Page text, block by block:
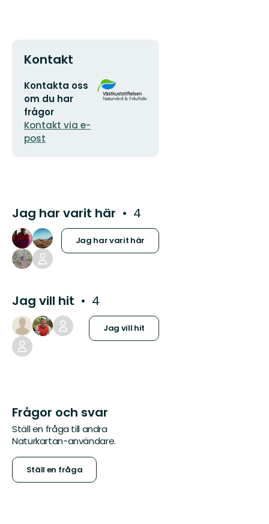
Kontakt
E-
postadress
Kontakta oss
om du har
frågor
Kontakt via e-
post
Organisationens
logotyp
Jag har varit här 4
Jag har varit här
Jag vill hit 4
Jag vill hit
Frågor och svar
Ställ en fråga till andra
Naturkartan-användare.
Ställ en fråga